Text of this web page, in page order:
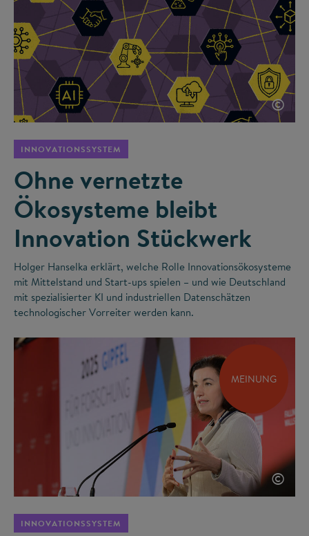
©
INNOVATIONSSYSTEM
Ohne vernetzte
Ökosysteme bleibt
Innovation Stückwerk
Holger Hanselka erklärt, welche Rolle Innovationsökosysteme
mit Mittelstand und Start-ups spielen – und wie Deutschland
mit spezialisierter KI und industriellen Datenschätzen
technologischer Vorreiter werden kann.
MEINUNG
©
INNOVATIONSSYSTEM